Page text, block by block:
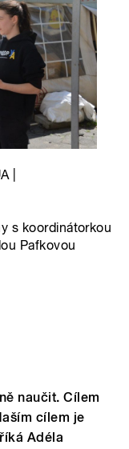
|
s koordinátorkou
Pafkovou
naučit. Cílem
cílem je
Adéla